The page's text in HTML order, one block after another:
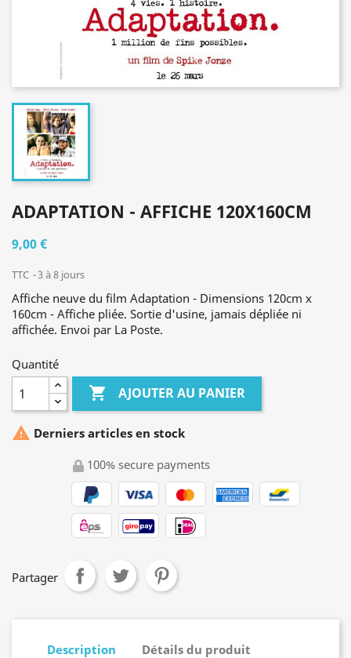
ADAPTATION - AFFICHE 120X160CM
9,00 €
TTC 3 à 8 jours
Affiche neuve du film Adaptation - Dimensions 120cm x
160cm - Affiche pliée. Sortie d'usine, jamais dépliée ni
affichée. Envoi par La Poste.
Quantité
 AJOUTER AU PANIER
 Derniers articles en stock
100% secure payments
Partager
Description Détails du produit